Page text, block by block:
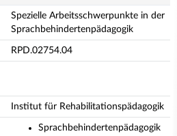
Spezielle Arbeitsschwerpunkte in der
Sprachbehindertenpädagogik
RPD.02754.04
Institut für Rehabilitationspädagogik
Sprachbehindertenpädagogik